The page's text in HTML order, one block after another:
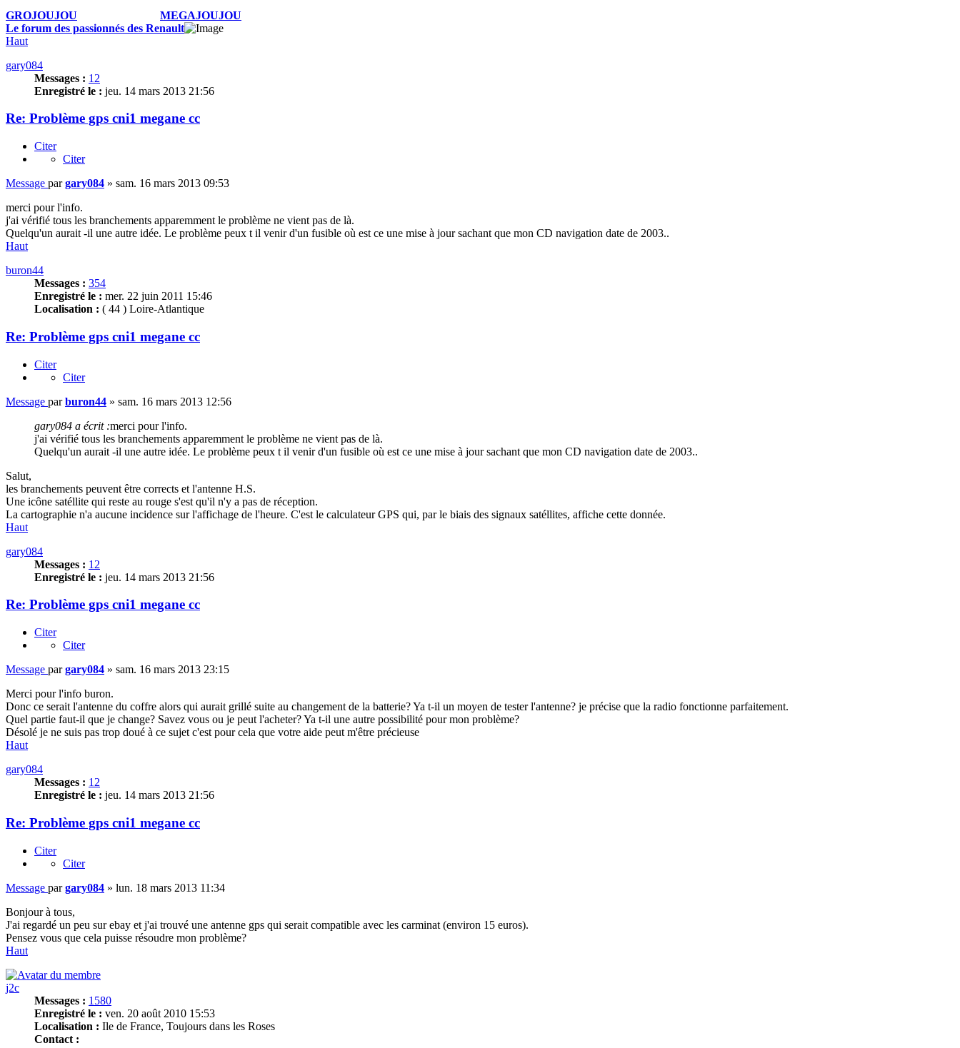
GROJOUJOU
MEGAJOUJOU
Le forum des passionnés des Renault
Haut
gary084
Messages : 12
Enregistré le : jeu. 14 mars 2013 21:56
Re: Problème gps cni1 megane cc
Citer
Citer
Message pargary084 » sam. 16 mars 2013 09:53
merci pour l'info.
j'ai vérifié tous les branchements apparemment le problème ne vient pas de là.
Quelqu'un aurait -il une autre idée. Le problème peux t il venir d'un fusible où est ce une mise à jour sachant que mon CD navigation date de 2003..
Haut
buron44
Messages : 354
Enregistré le : mer. 22 juin 2011 15:46
Localisation : ( 44 ) Loire-Atlantique
Re: Problème gps cni1 megane cc
Citer
Citer
Message parburon44 » sam. 16 mars 2013 12:56
gary084 a écrit :merci pour l'info.
j'ai vérifié tous les branchements apparemment le problème ne vient pas de là.
Quelqu'un aurait -il une autre idée. Le problème peux t il venir d'un fusible où est ce une mise à jour sachant que mon CD navigation date de 2003..
Salut,
les branchements peuvent être corrects et l'antenne H.S.
Une icône satéllite qui reste au rouge s'est qu'il n'y a pas de réception.
La cartographie n'a aucune incidence sur l'affichage de l'heure. C'est le calculateur GPS qui, par le biais des signaux satéllites, affiche cette donnée.
Haut
gary084
Messages : 12
Enregistré le : jeu. 14 mars 2013 21:56
Re: Problème gps cni1 megane cc
Citer
Citer
Message pargary084 » sam. 16 mars 2013 23:15
Merci pour l'info buron.
Donc ce serait l'antenne du coffre alors qui aurait grillé suite au changement de la batterie? Ya t-il un moyen de tester l'antenne? je précise que la radio fonctionne parfaitement.
Quel partie faut-il que je change? Savez vous ou je peut l'acheter? Ya t-il une autre possibilité pour mon problème?
Désolé je ne suis pas trop doué à ce sujet c'est pour cela que votre aide peut m'être précieuse
Haut
gary084
Messages : 12
Enregistré le : jeu. 14 mars 2013 21:56
Re: Problème gps cni1 megane cc
Citer
Citer
Message pargary084 » lun. 18 mars 2013 11:34
Bonjour à tous,
J'ai regardé un peu sur ebay et j'ai trouvé une antenne gps qui serait compatible avec les carminat (environ 15 euros).
Pensez vous que cela puisse résoudre mon problème?
Haut
j2c
Messages : 1580
Enregistré le : ven. 20 août 2010 15:53
Localisation : Ile de France, Toujours dans les Roses
Contact :